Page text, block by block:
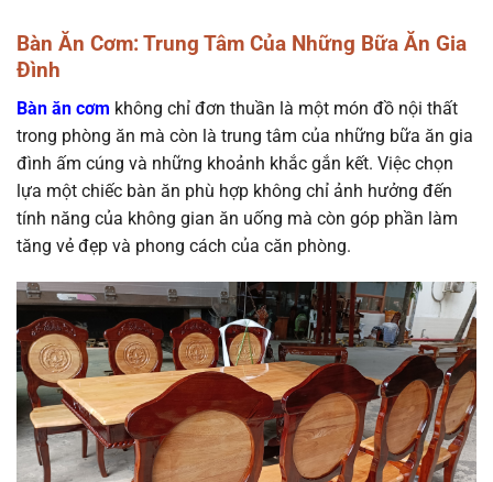
Bàn Ăn Cơm: Trung Tâm Của Những Bữa Ăn Gia
Đình
Bàn ăn cơm không chỉ đơn thuần là một món đồ nội thất
trong phòng ăn mà còn là trung tâm của những bữa ăn gia
đình ấm cúng và những khoảnh khắc gắn kết. Việc chọn
lựa một chiếc bàn ăn phù hợp không chỉ ảnh hưởng đến
tính năng của không gian ăn uống mà còn góp phần làm
tăng vẻ đẹp và phong cách của căn phòng.